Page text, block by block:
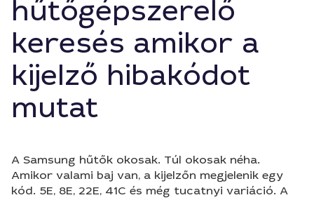
hűtőgépszerelő
keresés amikor a
kijelző hibakódot
mutat
A Samsung hűtők okosak. Túl okosak néha.
Amikor valami baj van, a kijelzőn megjelenik egy
kód. 5E, 8E, 22E, 41C és még tucatnyi variáció. A